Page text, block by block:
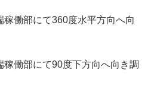
働部にて360度水平方向へ向
働部にて90度下方向へ向き調